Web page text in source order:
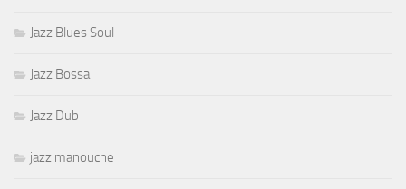
Jazz Blues Soul
Jazz Bossa
Jazz Dub
jazz manouche